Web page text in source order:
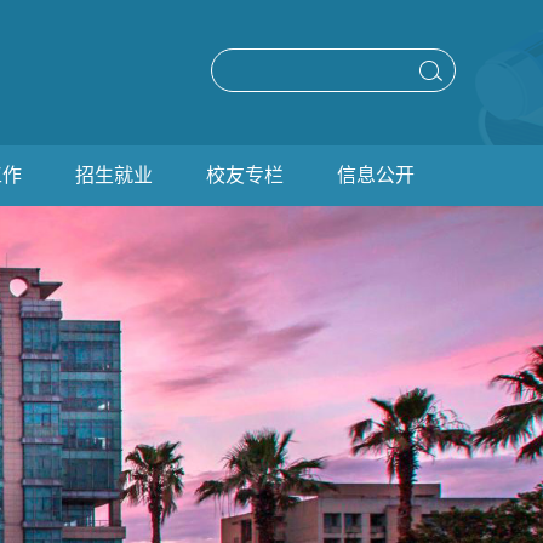
招生就业 校友专栏 信息公开